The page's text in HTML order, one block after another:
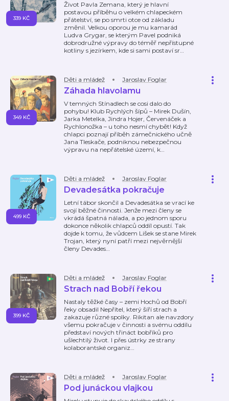
Život Pavla Zemana, který je hlavní
postavou příběhu o velkém chlapeckém
přátelství, se po smrti otce od základu
změnil. Velkou oporou je mu kamarád
Ludva Grygar, se kterým Pavel podniká
dobrodružné výpravy do téměř nepřístupné
kotliny s jezírkem, kde si sami postaví sr…
339 KČ
Děti a mládež Jaroslav Foglar
Záhada hlavolamu
V temných Stínadlech se cosi dalo do
pohybu! Klub Rychlých šípů – Mirek Dušín,
Jarka Metelka, Jindra Hojer, Červenáček a
Rychlonožka – u toho nesmí chybět! Když
chlapci poznají příběh zámečnického učně
Jana Tleskače, podniknou nebezpečnou
výpravu na nepřátelské území, k…
349 KČ
Děti a mládež Jaroslav Foglar
Devadesátka pokračuje
Letní tábor skončil a Devadesátka se vrací ke
svojí běžné činnosti. Jenže mezi členy se
vkrádá špatná nálada, a po jednom sporu
dokonce několik chlapců oddíl opustí. Tak
dojde k tomu, že vůdcem Lišek se stane Mirek
Trojan, který nyní patří mezi nejvěrnější
členy Devades…
499 KČ
Děti a mládež Jaroslav Foglar
Strach nad Bobří řekou
Nastaly těžké časy – zemi Hochů od Bobří
řeky obsadil Nepřítel, který šíří strach a
zakazuje různé spolky. Rikitan ale navzdory
všemu pokračuje v činnosti a svému oddílu
představí nových třináct bobříků pro
ušlechtilý život. I přes ústrky ze strany
kolaborantské organiz…
399 KČ
Děti a mládež Jaroslav Foglar
Pod junáckou vlajkou